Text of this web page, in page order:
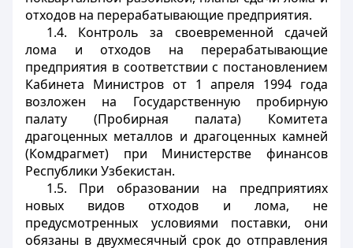
отходов на перерабатывающие предприятия.
1.4. Контроль за своевременной сдачей
лома и отходов на перерабатывающие
предприятия в соответствии с постановлением
Кабинета Министров от 1 апреля 1994 года
возложен на Государственную пробирную
палату (Пробирная палата) Комитета
драгоценных металлов и драгоценных камней
(Комдрагмет) при Министерстве финансов
Республики Узбекистан.
1.5. При образовании на предприятиях
новых видов отходов и лома, не
предусмотренных условиями поставки, они
обязаны в двухмесячный срок до отправления